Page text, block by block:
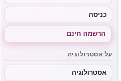
כניסה
הרשמה חינם
על אסטרולוגיה
אסטרולוגיה